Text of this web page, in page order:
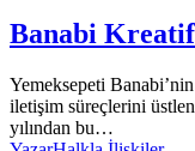
Banabi Kreatif
Yemeksepeti
iletişim süreçlerini
yılından bu…